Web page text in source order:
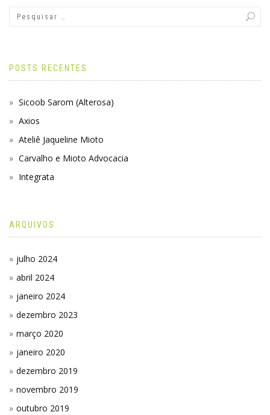
POSTS RECENTES
Sicoob Sarom (Alterosa)
Axios
Ateliê Jaqueline Mioto
Carvalho e Mioto Advocacia
Integrata
ARQUIVOS
julho 2024
abril 2024
janeiro 2024
dezembro 2023
março 2020
janeiro 2020
dezembro 2019
novembro 2019
outubro 2019